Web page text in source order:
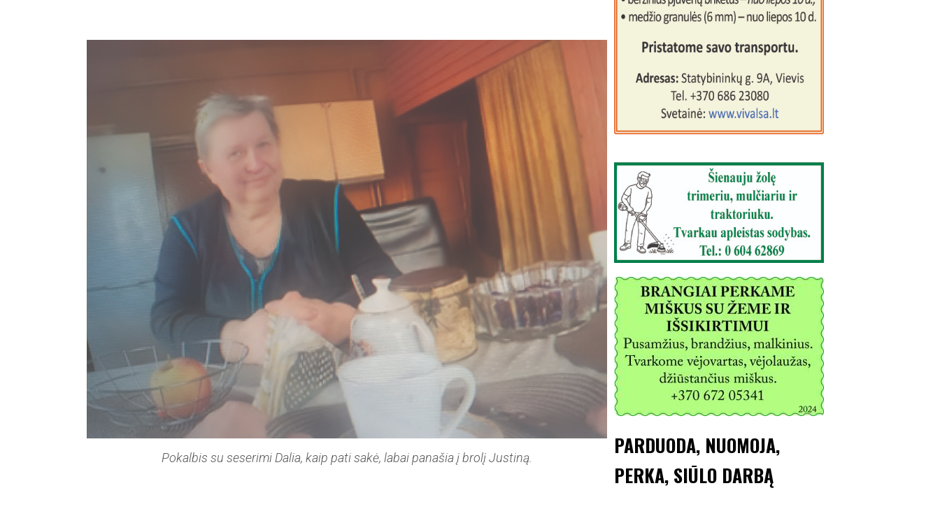
Pokalbis su seserimi Dalia, kaip pati sakė, labai panašia į brolį Justiną.
PARDUODA, NUOMOJA,
PERKA, SIŪLO DARBĄ